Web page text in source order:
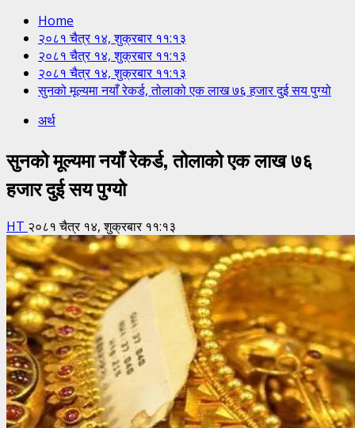
Home
२०८१ चैत्र १४, शुक्रबार ११:१३
२०८१ चैत्र १४, शुक्रबार ११:१३
२०८१ चैत्र १४, शुक्रबार ११:१३
सुनको मूल्यमा नयाँ रेकर्ड, तोलाको एक लाख ७६ हजार दुई सय पुग्यो
अर्थ
सुनको मूल्यमा नयाँ रेकर्ड, तोलाको एक लाख ७६
हजार दुई सय पुग्यो
HT २०८१ चैत्र १४, शुक्रबार ११:१३